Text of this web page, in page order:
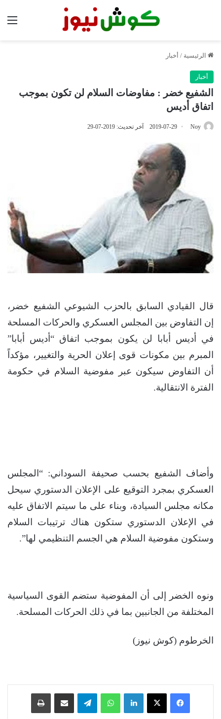
الرئيسية / أخبار
أخبار
الشفيع خضر : مفاوضات السلام لن تكون بموجب
اتفاق أديس
Noy
2019-07-29 آخر تحديث: 2019-07-29
قال القيادي السابق بالحزب الشيوعي الشفيع خضر،
إن التفاوض بين المجلس العسكري والحركات المسلحة
في أديس أبابا لن يكون بموجب اتفاق “أديس أبابا”
المبرم بين مكونات قوى إعلان الحرية والتغيير، مؤكداً
أن التفاوض سيكون عبر مفوضية السلام في حكومة
الفترة الانتقالية.
وأضاف الشفيع بحسب صحيفة السوداني: “المجلس
العسكري بمجرد التوقيع على الإعلان الدستوري سيحل
مكانه مجلس السيادة، وبناء على ما سيتم الاتفاق عليه
في الإعلان الدستوري ستكون هناك ترتيبات السلام
وستكون مفوضية السلام هي الجسم التنظيمي لها”.
ونوه الخضر إلى أن المفوضية ستضم القوى السياسية
المختلفة من الجانبين بما في ذلك الحركات المسلحة.
الخرطوم (كوش نيوز)
فيسبوك ‫X لينكدإن واتساب تيلقرام